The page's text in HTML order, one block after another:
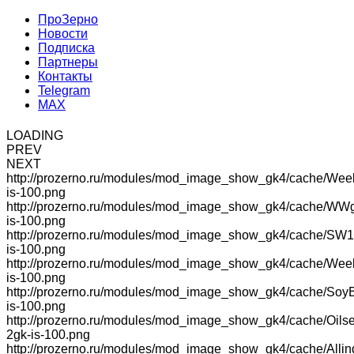
ПроЗерно
Новости
Подписка
Партнеры
Контакты
Telegram
MAX
LOADING
PREV
NEXT
http://prozerno.ru/modules/mod_image_show_gk4/cache/
is-100.png
http://prozerno.ru/modules/mod_image_show_gk4/cache/
is-100.png
http://prozerno.ru/modules/mod_image_show_gk4/cache/
is-100.png
http://prozerno.ru/modules/mod_image_show_gk4/cache/
is-100.png
http://prozerno.ru/modules/mod_image_show_gk4/cache/
is-100.png
http://prozerno.ru/modules/mod_image_show_gk4/cache/
2gk-is-100.png
http://prozerno.ru/modules/mod_image_show_gk4/cache/